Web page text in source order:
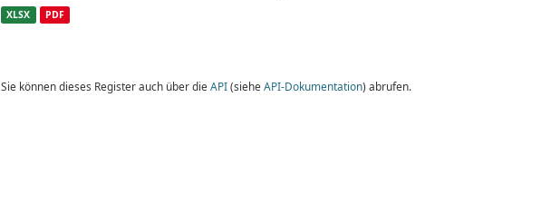
XLSX PDF
Sie können dieses Register auch über die API(siehe API-Dokumentation) abrufen.